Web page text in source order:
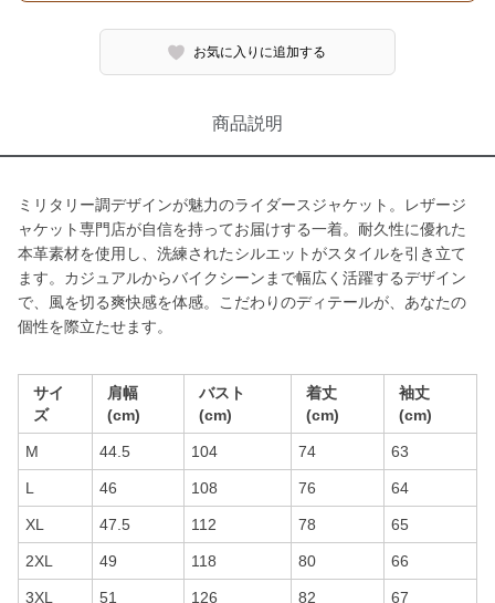
お気に入りに追加する
商品説明
ミリタリー調デザインが魅力のライダースジャケット。レザージ
ャケット専門店が自信を持ってお届けする一着。耐久性に優れた
本革素材を使用し、洗練されたシルエットがスタイルを引き立て
ます。カジュアルからバイクシーンまで幅広く活躍するデザイン
で、風を切る爽快感を体感。こだわりのディテールが、あなたの
個性を際立たせます。
サイ
ズ
肩幅
(cm)
バスト
(cm)
着丈
(cm)
袖丈
(cm)
M 44.5 104 74 63
L 46 108 76 64
XL 47.5 112 78 65
2XL 49 118 80 66
3XL 51 126 82 67